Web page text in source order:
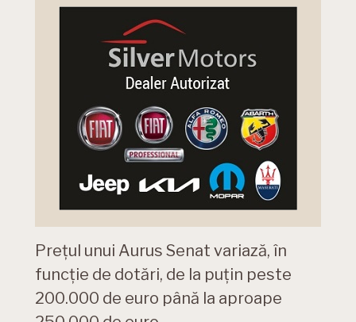
Prețul unui Aurus Senat variază, în
funcție de dotări, de la puțin peste
200.000 de euro până la aproape